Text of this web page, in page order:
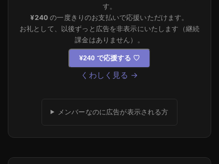
す。
¥240 の一度きりのお支払いで応援いただけます。
お礼として、以後ずっと広告を非表示にいたします（継続
課金はありません）。
¥240 で応援する ♡
くわしく見る →
メンバーなのに広告が表示される方